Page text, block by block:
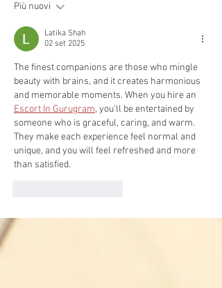
Più nuovi
Latika Shah
02 set 2025
The finest companions are those who mingle
beauty with brains, and it creates harmonious
and memorable moments. When you hire an
Escort In Gurugram, you'll be entertained by
someone who is graceful, caring, and warm.
They make each experience feel normal and
unique, and you will feel refreshed and more
than satisfied.